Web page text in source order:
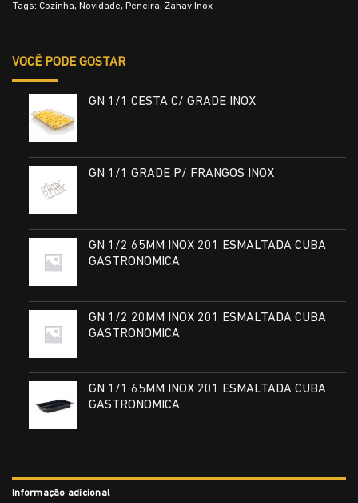
Tags: Cozinha, Novidade, Peneira, Zahav Inox
VOCÊ PODE GOSTAR
GN 1/1 CESTA C/ GRADE INOX
GN 1/1 GRADE P/ FRANGOS INOX
GN 1/2 65MM INOX 201 ESMALTADA CUBA
GASTRONOMICA
GN 1/2 20MM INOX 201 ESMALTADA CUBA
GASTRONOMICA
GN 1/1 65MM INOX 201 ESMALTADA CUBA
GASTRONOMICA
Informação adicional